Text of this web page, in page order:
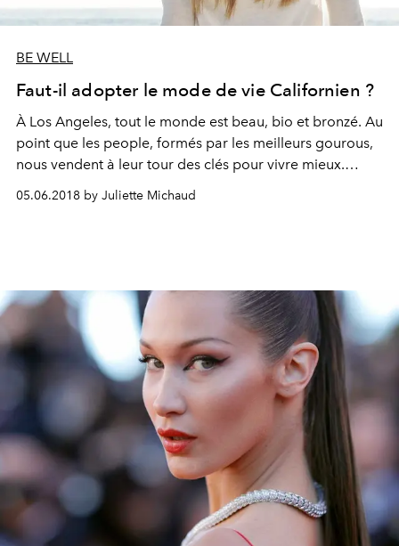
BE WELL
Faut-il adopter le mode de vie Californien ?
À Los Angeles, tout le monde est beau, bio et bronzé. Au
point que les people, formés par les meilleurs gourous,
nous vendent à leur tour des clés pour vivre mieux.
Aperçu des valeurs sûres du star-system healthy.
05.06.2018 by Juliette Michaud